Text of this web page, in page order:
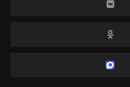
лихачам, чтобы
Нестандартное решение
эффективнее ловить
могла «отстраниться от
Американский президент
страны, чем-то неизбежным